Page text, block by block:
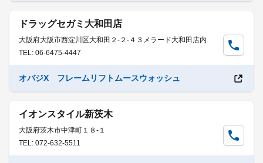
ドラッグセガミ大和田店
大阪府大阪市西淀川区大和田２-２-４３メラード大和田店内
TEL: 06-6475-4447
オバジX フレームリフトムースウォッシュ
イオンスタイル新茨木
大阪府茨木市中津町１８-１
TEL: 072-632-5511